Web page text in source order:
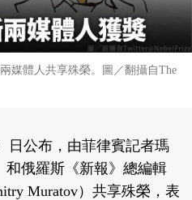
媒體人共享殊榮。圖／翻攝自The
日公布，由菲律賓記者瑪
和俄羅斯《新報》總編輯
Muratov）共享殊榮，表